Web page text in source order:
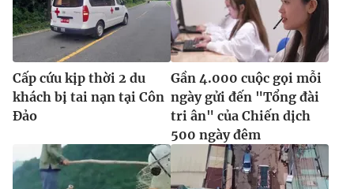
Cấp cứu kịp thời 2 du
khách bị tai nạn tại Côn
Đảo
Gần 4.000 cuộc gọi mỗi
ngày gửi đến "Tổng đài
tri ân" của Chiến dịch
500 ngày đêm